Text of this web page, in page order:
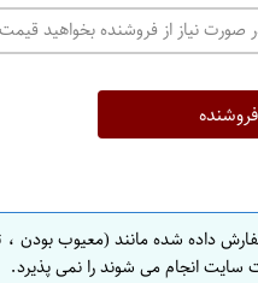
نیاز از فروشنده بخواهید قیمت
فروشنده
داده شده مانند (معیوب بودن ،
سایت انجام می شوند را نمی پذیرد.